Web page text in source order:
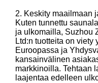
2. Keskity maailmaan
Kuten tunnettu
ja ulkomailla, Suzhou
Ltd:n tuotteita on
Euroopassa ja
kansainvälinen
markkinoilla. Tehtaan
laajentaa edelleen